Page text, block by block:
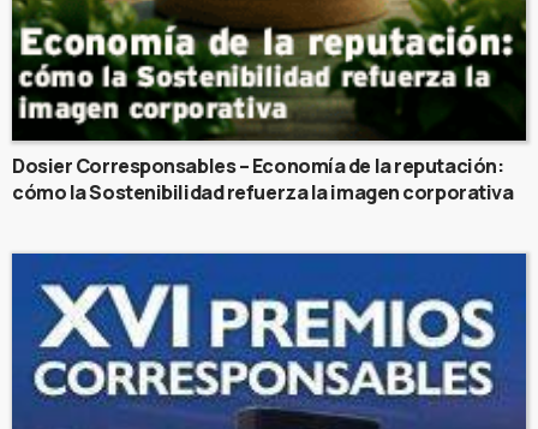
Dosier Corresponsables – Economía de la reputación:
cómo la Sostenibilidad refuerza la imagen corporativa